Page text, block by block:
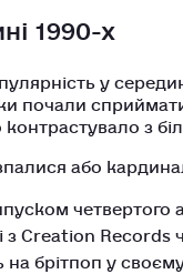
1990-х
у
почали
з
або
четвертого
Creation Records
на брітпоп у